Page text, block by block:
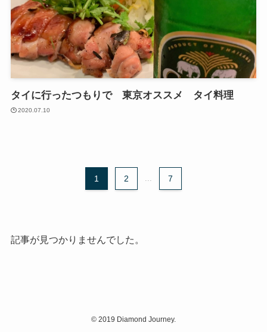
タイに行ったつもりで 東京オススメ タイ料理
2020.07.10
1 2 ... 7
記事が見つかりませんでした。
© 2019 Diamond Journey.